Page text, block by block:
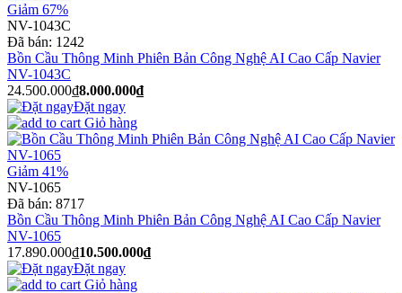
Giảm 67%
NV-1043C
Đã bán: 1242
Bồn Cầu Thông Minh Phiên Bản Công Nghệ AI Cao Cấp Navier
NV-1043C
24.500.000₫8.000.000₫
Đặt ngay
Giỏ hàng
Giảm 41%
NV-1065
Đã bán: 8717
Bồn Cầu Thông Minh Phiên Bản Công Nghệ AI Cao Cấp Navier
NV-1065
17.890.000₫10.500.000₫
Đặt ngay
Giỏ hàng